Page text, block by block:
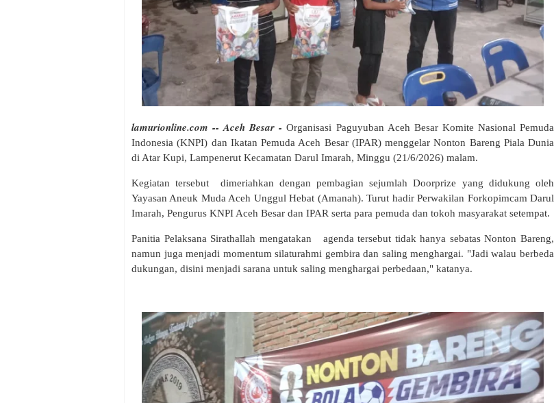
lamurionline.com -- Aceh Besar - Organisasi Paguyuban Aceh Besar Komite Nasional Pemuda
Indonesia (KNPI) dan Ikatan Pemuda Aceh Besar (IPAR) menggelar Nonton Bareng Piala Dunia
di Atar Kupi, Lampenerut Kecamatan Darul Imarah, Minggu (21/6/2026) malam.
Kegiatan tersebut dimeriahkan dengan pembagian sejumlah Doorprize yang didukung oleh
Yayasan Aneuk Muda Aceh Unggul Hebat (Amanah). Turut hadir Perwakilan Forkopimcam Darul
Imarah, Pengurus KNPI Aceh Besar dan IPAR serta para pemuda dan tokoh masyarakat setempat.
Panitia Pelaksana Sirathallah mengatakan agenda tersebut tidak hanya sebatas Nonton Bareng,
namun juga menjadi momentum silaturahmi gembira dan saling menghargai. "Jadi walau berbeda
dukungan, disini menjadi sarana untuk saling menghargai perbedaan," katanya.